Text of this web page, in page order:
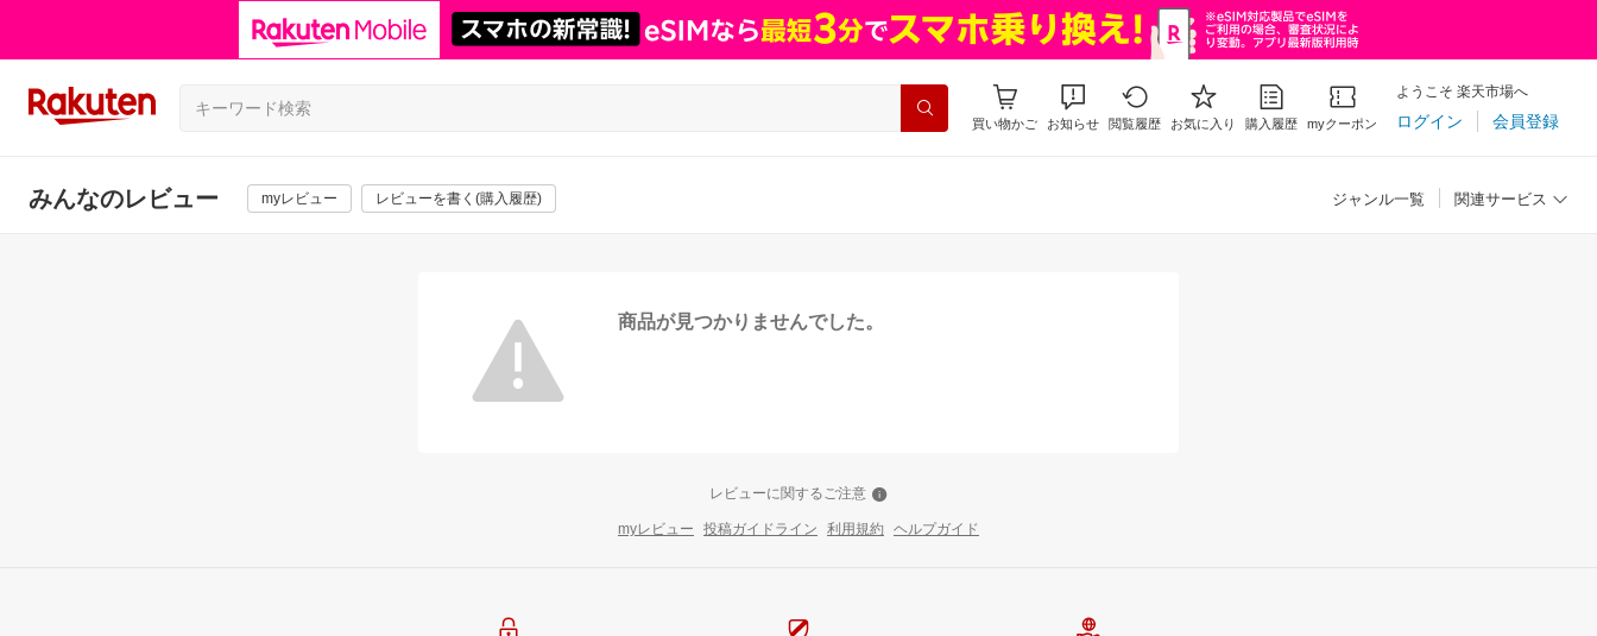
買い物かご お知らせ 閲覧履歴 お気に入り 購入履歴 myクーポン
ようこそ 楽天市場へ
ログイン 会員登録
みんなのレビュー myレビュー レビューを書く(購入履歴) ジャンル一覧 関連サービス
商品が見つかりませんでした。
レビューに関するご注意
myレビュー 投稿ガイドライン 利用規約 ヘルプガイド